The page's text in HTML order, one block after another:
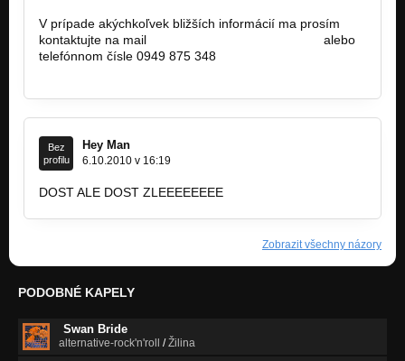
V prípade akýchkoľvek bližších informácií ma prosím
kontaktujte na mail
alebo
telefónnom čísle 0949 875 348
Bez
profilu
Hey Man
6.10.2010 v 16:19
DOST ALE DOST ZLEEEEEEEE
Zobrazit všechny názory
PODOBNÉ KAPELY
Swan Bride
alternative-rock'n'roll /Žilina